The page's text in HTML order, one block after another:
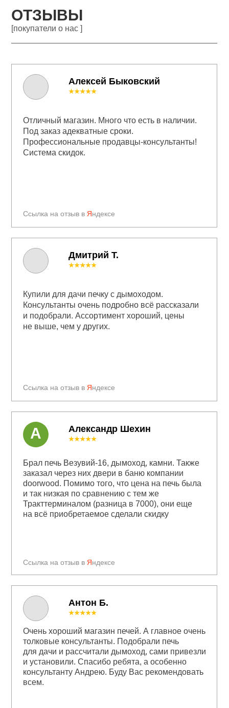
ОТЗЫВЫ
[покупатели о нас ]
Алексей Быковский
Ссылка на отзыв в Яндексе
★★★★★
Отличный магазин. Много что есть в наличии.
Под заказ адекватные сроки.
Профессиональные продавцы-консультанты!
Система скидок.
Антон Б.
Ссылка на отзыв в Яндексе
★★★★★
Купили для дачи печку с дымоходом.
Консультанты очень подробно всё рассказали
и подобрали. Ассортимент хороший, цены
не выше, чем у других.
Александр Шехин
Ссылка на отзыв в Яндексе
★★★★★
Брал печь Везувий-16, дымоход, камни. Также
заказал через них двери в баню компании
doorwood. Помимо того, что цена на печь была
и так низкая по сравнению с тем же
Тракттерминалом (разница в 7000), они еще
на всё приобретаемое сделали скидку
А
Дмитрий Т.
★★★★★
Очень хороший магазин печей. А главное очень
толковые консультанты. Подобрали печь
для дачи и рассчитали дымоход, сами привезли
и установили. Спасибо ребята, а особенно
консультанту Андрею. Буду Вас рекомендовать
всем.